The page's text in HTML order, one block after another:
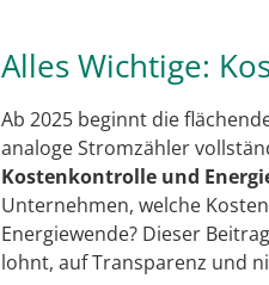
Alles Wichtige:
Ab 2025 beginnt die
analoge Stromzähler
Kostenkontrolle und
Unternehmen, welche
Energiewende? Dieser
lohnt, auf Transparenz und